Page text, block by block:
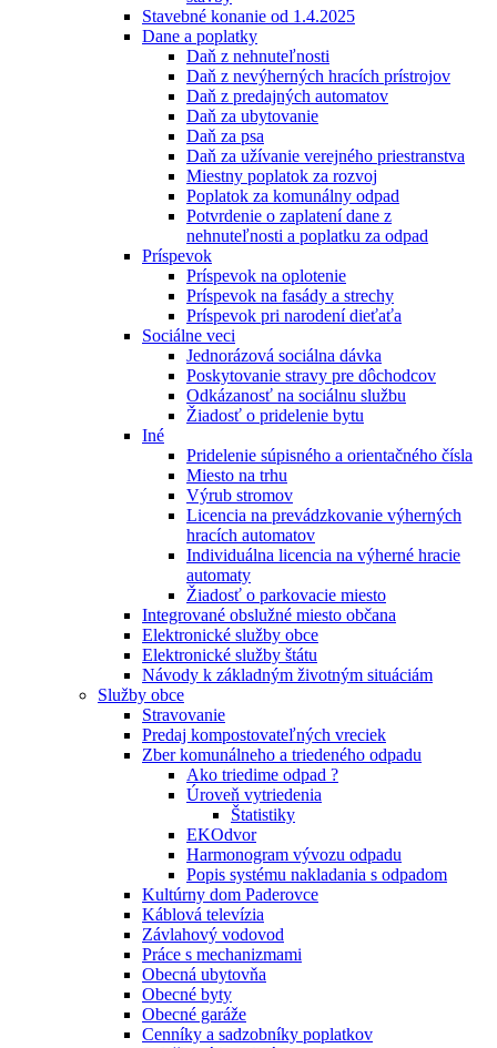
Stavebné konanie od 1.4.2025
Dane a poplatky
Daň z nehnuteľnosti
Daň z nevýherných hracích prístrojov
Daň z predajných automatov
Daň za ubytovanie
Daň za psa
Daň za užívanie verejného priestranstva
Miestny poplatok za rozvoj
Poplatok za komunálny odpad
Potvrdenie o zaplatení dane z
nehnuteľnosti a poplatku za odpad
Príspevok
Príspevok na oplotenie
Príspevok na fasády a strechy
Príspevok pri narodení dieťaťa
Sociálne veci
Jednorázová sociálna dávka
Poskytovanie stravy pre dôchodcov
Odkázanosť na sociálnu službu
Žiadosť o pridelenie bytu
Iné
Pridelenie súpisného a orientačného čísla
Miesto na trhu
Výrub stromov
Licencia na prevádzkovanie výherných
hracích automatov
Individuálna licencia na výherné hracie
automaty
Žiadosť o parkovacie miesto
Integrované obslužné miesto občana
Elektronické služby obce
Elektronické služby štátu
Návody k základným životným situáciám
Služby obce
Stravovanie
Predaj kompostovateľných vreciek
Zber komunálneho a triedeného odpadu
Ako triedime odpad ?
Úroveň vytriedenia
Štatistiky
EKOdvor
Harmonogram vývozu odpadu
Popis systému nakladania s odpadom
Kultúrny dom Paderovce
Káblová televízia
Závlahový vodovod
Práce s mechanizmami
Obecná ubytovňa
Obecné byty
Obecné garáže
Cenníky a sadzobníky poplatkov